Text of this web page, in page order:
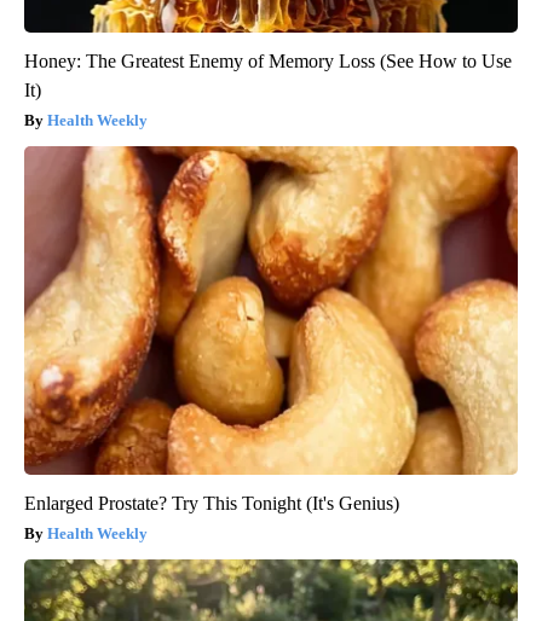
Honey: The Greatest Enemy of Memory Loss (See How to Use
It)
Health Weekly
Enlarged Prostate? Try This Tonight (It's Genius)
Health Weekly